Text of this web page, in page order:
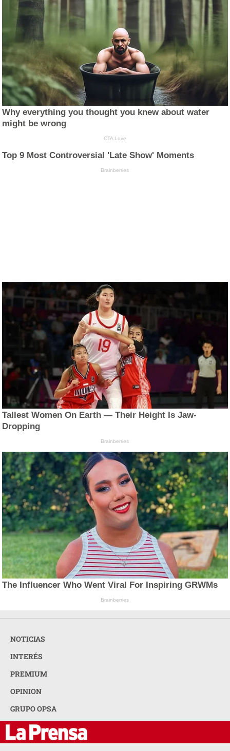
Why everything you thought you knew about water
might be wrong
CTA Love
Top 9 Most Controversial 'Late Show' Moments
Brainberries
Tallest Women On Earth — Their Height Is Jaw-
Dropping
Brainberries
The Influencer Who Went Viral For Inspiring GRWMs
Brainberries
NOTICIAS
INTERÉS
PREMIUM
OPINION
GRUPO OPSA